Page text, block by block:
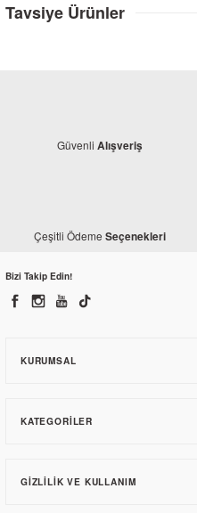
Tavsiye Ürünler
Güvenli Alışveriş
Çeşitli Ödeme Seçenekleri
Bizi Takip Edin!
KURUMSAL
KATEGORILER
GIZLILIK VE KULLANIM